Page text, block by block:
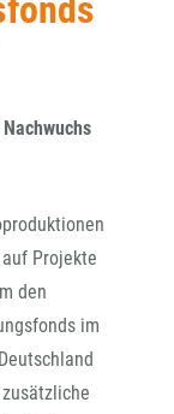
Projekte
den
im